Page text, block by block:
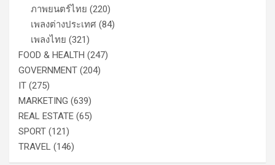
ภาพยนตร์ไทย (220)
เพลงต่างประเทศ (84)
เพลงไทย (321)
FOOD & HEALTH (247)
GOVERNMENT (204)
IT (275)
MARKETING (639)
REAL ESTATE (65)
SPORT (121)
TRAVEL (146)